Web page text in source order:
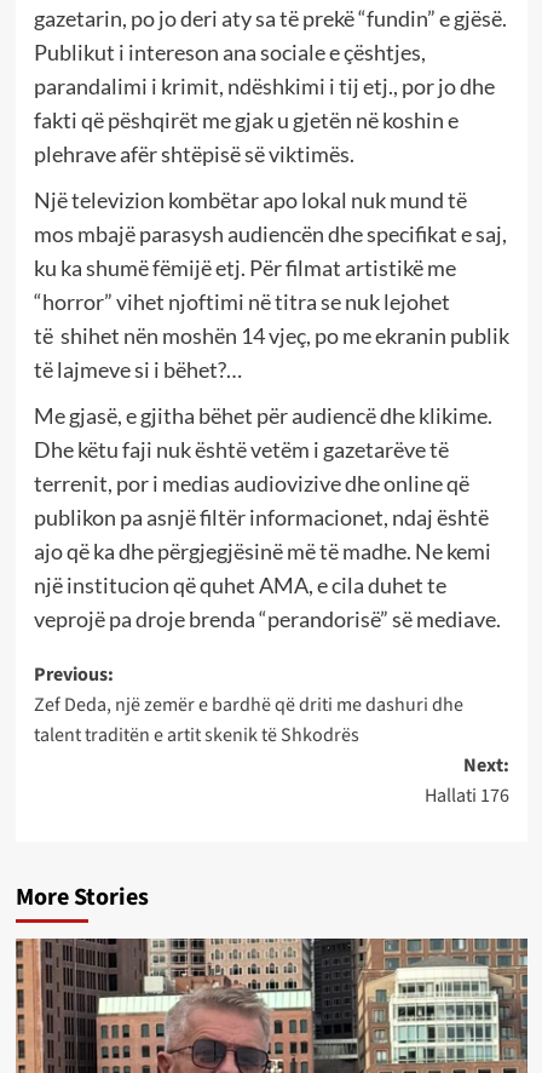
gazetarin, po jo deri aty sa të prekë “fundin” e gjësë.
Publikut i intereson ana sociale e çështjes,
parandalimi i krimit, ndëshkimi i tij etj., por jo dhe
fakti që pëshqirët me gjak u gjetën në koshin e
plehrave afër shtëpisë së viktimës.
Një televizion kombëtar apo lokal nuk mund të
mos mbajë parasysh audiencën dhe specifikat e saj,
ku ka shumë fëmijë etj. Për filmat artistikë me
“horror” vihet njoftimi në titra se nuk lejohet
të shihet nën moshën 14 vjeç, po me ekranin publik
të lajmeve si i bëhet?…
Me gjasë, e gjitha bëhet për audiencë dhe klikime.
Dhe këtu faji nuk është vetëm i gazetarëve të
terrenit, por i medias audiovizive dhe online që
publikon pa asnjë filtër informacionet, ndaj është
ajo që ka dhe përgjegjësinë më të madhe. Ne kemi
një institucion që quhet AMA, e cila duhet te
veprojë pa droje brenda “perandorisë” së mediave.
Post
navigation
Previous:
Zef Deda, një zemër e bardhë që driti me dashuri dhe
talent traditën e artit skenik të Shkodrës
Next:
Hallati 176
More Stories